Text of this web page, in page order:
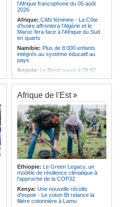
l'Afrique francophone du 05 août
2026
Afrique: CAN féminine - La Côte
d'Ivoire affrontera l'Algérie et le
Maroc fera face à l'Afrique du Sud
en quarts
Namibie: Plus de 8.000 enfants
intégrés au système éducatif au
pays
Angola: Le Brent ouvre à 78,82
Angola:Une commission présente
son plan d'intervention en cas de
catastrophe à Huambo
Angola:L'IDF renforce l'application
de la loi pour préserver la faune
sauvage
Angola:Les chasseurs angolais
préconisent la numérisation du
registre et des licences
Angola:Des coopératives de
pêche reçoivent des bateaux à
Soyo
Afrique:Plus de 150 Angolais
bénéficient de bourses d'études de
troisième cycle au Royaume-Uni
Afrique de l'Est
Ethiopie: Le Green Legacy, un
modèle de résilience climatique à
l'approche de la COP32
Kenya: Une nouvelle récolte
d'espoir - Le coton Bt relance la
filière cotonnière à Lamu